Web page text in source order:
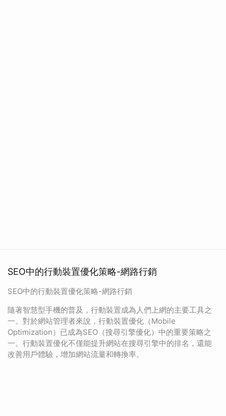
SEO中的行動裝置優化策略-網路行銷
SEO中的行動裝置優化策略-網路行銷
隨著智慧型手機的普及，行動裝置成為人們上網的主要工具之
一。對於網站管理者來說，行動裝置優化（Mobile
Optimization）已成為SEO（搜尋引擎優化）中的重要策略之
一。行動裝置優化不僅能提升網站在搜尋引擎中的排名，還能
改善用戶體驗，增加網站流量和轉換率。